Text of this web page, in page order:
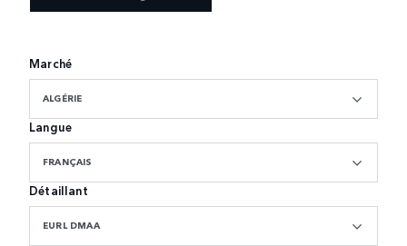
Marché
ALGÉRIE
Langue
FRANÇAIS
Détaillant
EURL DMAA